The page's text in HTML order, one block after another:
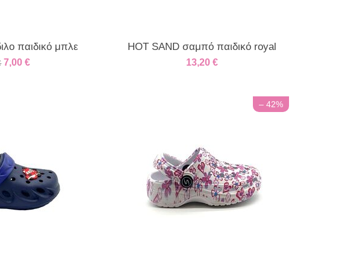
παιδικό μπλε
7,00 €
HOT SAND σαμπό παιδικό royal
13,20 €
– 42%